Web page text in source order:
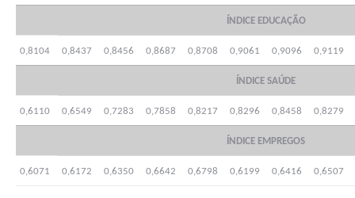
ÍNDICE EDUCAÇÃO
0,8104 0,8437 0,8456 0,8687 0,8708 0,9061 0,9096 0,9119
ÍNDICE SAÚDE
0,6110 0,6549 0,7283 0,7858 0,8217 0,8296 0,8458 0,8279
ÍNDICE EMPREGOS
0,6071 0,6172 0,6350 0,6642 0,6798 0,6199 0,6416 0,6507